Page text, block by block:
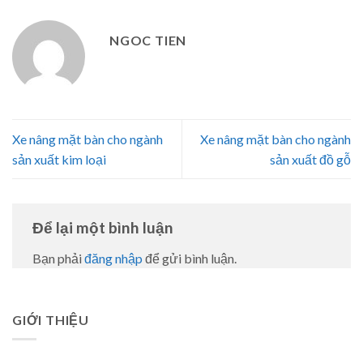
NGOC TIEN
Xe nâng mặt bàn cho ngành
sản xuất kim loại
Xe nâng mặt bàn cho ngành
sản xuất đồ gỗ
Để lại một bình luận
Bạn phải đăng nhập để gửi bình luận.
GIỚI THIỆU